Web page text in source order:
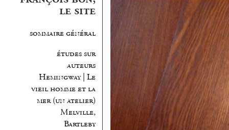
le site
sommaire général
études sur
auteurs
Hemingway | Le
vieil homme et la
mer (un atelier)
Melville,
Bartleby